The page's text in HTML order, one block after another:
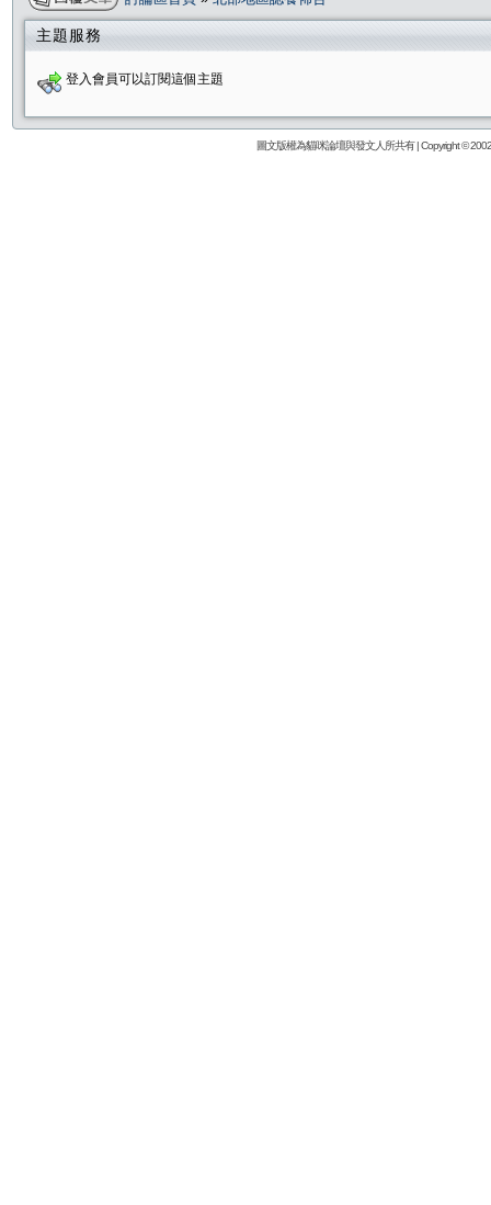
主題服務
登入會員可以訂閱這個主題
圖文版權為貓咪論壇與發文人所共有 | Copyright ©